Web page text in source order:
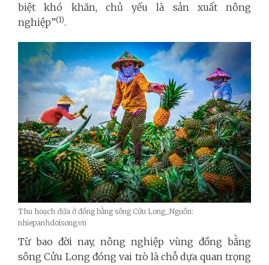
biệt khó khăn, chủ yếu là sản xuất nông
nghiệp”(1).
Thu hoạch dứa ở đồng bằng sông Cửu Long_Nguồn:
nhiepanhdoisong.vn
Từ bao đời nay, nông nghiệp vùng đồng bằng
sông Cửu Long đóng vai trò là chỗ dựa quan trọng